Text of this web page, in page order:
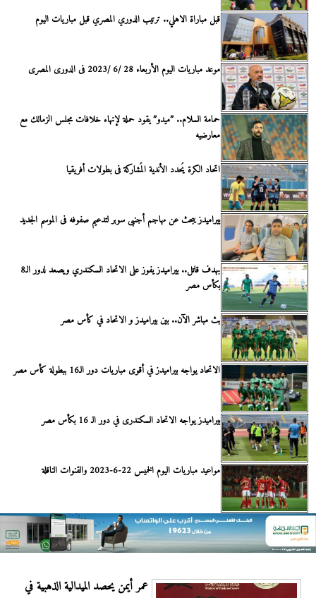
قبل مباراة الاهلي.. ترتيب الدوري المصري قبل مباريات اليوم
موعد مباريات اليوم الأربعاء 28 /6 /2023 فى الدورى المصرى
حمامة السلام.. ”ميدو” يقود حملة لإنهاء خلافات مجلس الزمالك مع
معارضيه
اتحاد الكرة يُحدد الأندية المُشاركة فى بطولات أفريقيا
بيراميدز يبحث عن مهاجم أجنبى سوبر لتدعيم صفوفه فى الموسم الجديد
بهدف قاتل.. بيراميدز يفوز على الاتحاد السكندري ويصعد لدور الـ8
بكأس مصر
بث مباشر الآن.. بين بيراميدز و الاتحاد في كأس مصر
الاتحاد يواجه بيراميدز في أقوى مباريات دور الـ16 ببطولة كأس مصر
بيراميدز يواجه الاتحاد السكندرى في دور الـ 16 بكأس مصر
مواعيد مباريات اليوم الخميس 22-6-2023 والقنوات الناقلة
عمر أيمن يحصد الميدالية الذهبية في